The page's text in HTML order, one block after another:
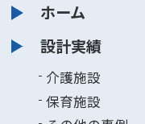
ホーム
設計実績
介護施設
保育施設